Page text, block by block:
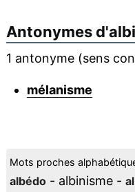
Antonymes d'
1 antonyme (sens
mélanisme
Mots proches
albédo- albinisme -